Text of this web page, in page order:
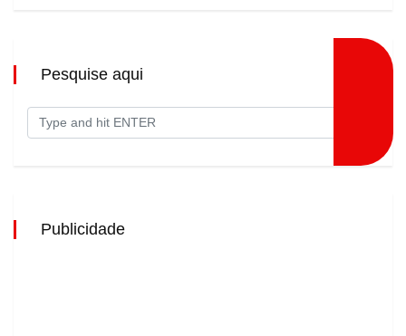
Pesquise aqui
Publicidade